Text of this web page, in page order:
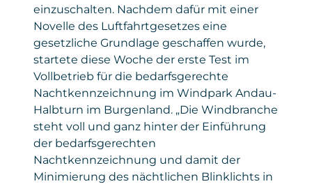
einzuschalten. Nachdem dafür mit einer
Novelle des Luftfahrtgesetzes eine
gesetzliche Grundlage geschaffen wurde,
startete diese Woche der erste Test im
Vollbetrieb für die bedarfsgerechte
Nachtkennzeichnung im Windpark Andau-
Halbturn im Burgenland. „Die Windbranche
steht voll und ganz hinter der Einführung
der bedarfsgerechten
Nachtkennzeichnung und damit der
Minimierung des nächtlichen Blinklichts in